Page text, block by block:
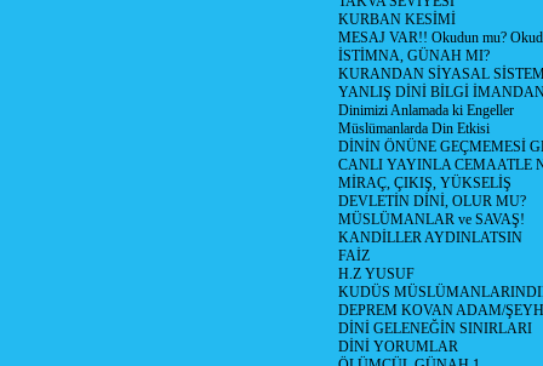
KURBAN KESİMİ
MESAJ VAR!! Okudun mu?
İSTİMNA, GÜNAH MI?
KURANDAN SİYASAL
YANLIŞ DİNİ BİLGİ
Dinimizi Anlamada ki Engeller
Müslümanlarda Din Etkisi
DİNİN ÖNÜNE GEÇMEMESİ
CANLI YAYINLA CEMAATLE
MİRAÇ, ÇIKIŞ, YÜKSELİŞ
DEVLETİN DİNİ, OLUR MU?
MÜSLÜMANLAR ve SAVAŞ!
KANDİLLER AYDINLATSIN
FAİZ
H.Z YUSUF
KUDÜS
DEPREM KOVAN ADAM/ŞEYH
DİNİ GELENEĞİN SINIRLARI
DİNİ YORUMLAR